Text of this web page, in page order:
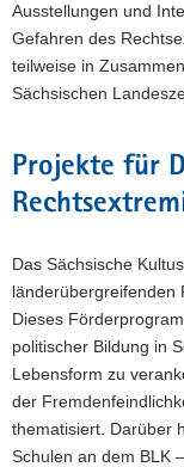
Ausstellungen und
Gefahren des
teilweise in
Sächsischen
Projekte für
Das Sächsische
länderübergreifenden
Dieses
politischer Bildung in
Lebensform zu
der
thematisiert. Darüber
Schulen an dem BLK